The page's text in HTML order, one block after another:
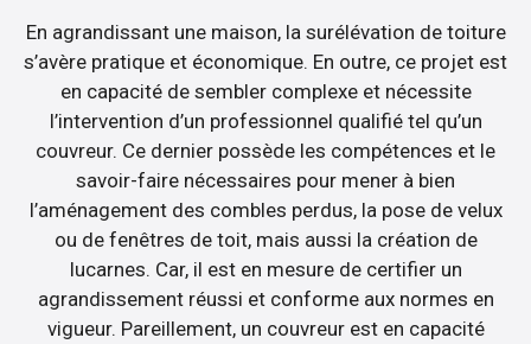
En agrandissant une maison, la surélévation de toiture
s’avère pratique et économique. En outre, ce projet est
en capacité de sembler complexe et nécessite
l’intervention d’un professionnel qualifié tel qu’un
couvreur. Ce dernier possède les compétences et le
savoir-faire nécessaires pour mener à bien
l’aménagement des combles perdus, la pose de velux
ou de fenêtres de toit, mais aussi la création de
lucarnes. Car, il est en mesure de certifier un
agrandissement réussi et conforme aux normes en
vigueur. Pareillement, un couvreur est en capacité